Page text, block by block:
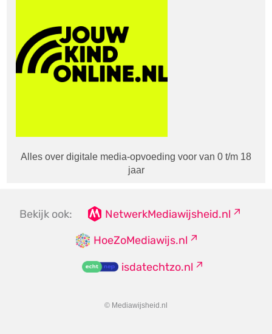
Alles over digitale media-opvoeding voor van 0 t/m 18
jaar
Bekijk ook:
NetwerkMediawijsheid.nl
HoeZoMediawijs.nl
isdatechtzo.nl
© Mediawijsheid.nl